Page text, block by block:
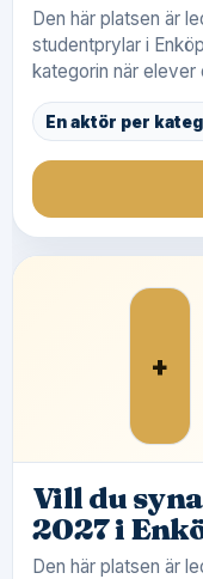
Den här platsen är
studentprylar i
kategorin när elever
En aktör per
+
Vill du
2027 i
Den här platsen är